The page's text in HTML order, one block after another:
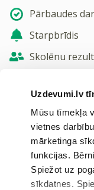
Uzdevumi.lv
Mūsu tīmekļa
vietnes
mārketinga
funkcijas.
Spiežot uz
sīkdatnes.
Pārbaudes
Starpbrīdis
Skolēnu
Nosūtīt
Skatīt vairāk